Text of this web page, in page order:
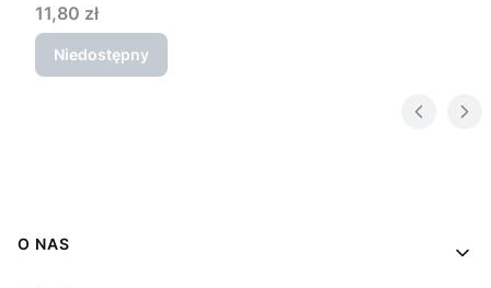
Cena
11,80 zł
Niedostępny
Linki w stopce
O NAS